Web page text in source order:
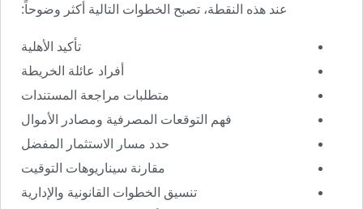
عند هذه النقطة، تصبح الخطوات التالية أكثر وضوحاً:
تأكيد الأهلية
أفراد عائلة الخريطة
متطلبات مراجعة المستندات
فهم التوقعات المصرفية ومصادر الأموال
حدد مسار الاستثمار المفضل
مقارنة سيناريوهات التوقيت
تنسيق الخطوات القانونية والإدارية